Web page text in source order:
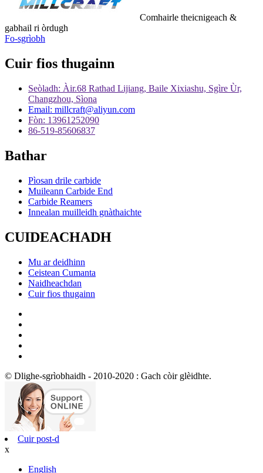
Comhairle theicnigeach &
gabhail ri òrdugh
Fo-sgrìobh
Cuir fios thugainn
Seòladh: Àir.68 Rathad Lijiang, Baile Xixiashu, Sgìre Ùr,
Changzhou, Sìona
Email: millcraft@aliyun.com
Fòn: 13961252090
86-519-85606837
Bathar
Pìosan drile carbide
Muileann Carbide End
Carbide Reamers
Innealan muilleidh gnàthaichte
CUIDEACHADH
Mu ar deidhinn
Ceistean Cumanta
Naidheachdan
Cuir fios thugainn
© Dlighe-sgrìobhaidh - 2010-2020 : Gach còir glèidhte.
Cuir post-d
x
English